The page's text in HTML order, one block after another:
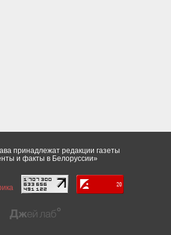
принадлежат редакции газеты
и факты в Белоруссии»